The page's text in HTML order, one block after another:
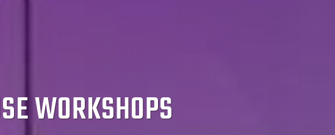
WORKSHOPS